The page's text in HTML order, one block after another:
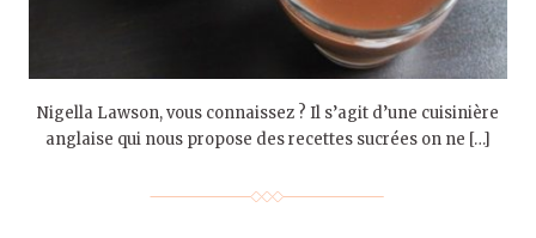
Nigella Lawson, vous connaissez ? Il s’agit d’une cuisinière
anglaise qui nous propose des recettes sucrées on ne […]